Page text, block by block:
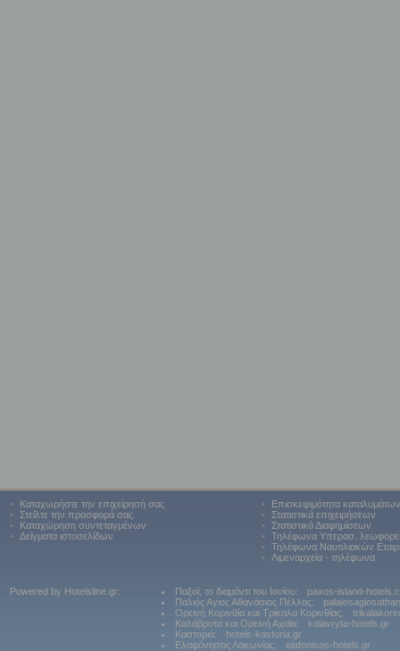
•
Καταχωρήστε την επιχείρησή σας
•
Στείλτε την προσφορά σας
•
Καταχώρηση συντεταγμένων
•
Δείγματα ιστοσελίδων
•
Επισκεψιμότητα καταλυμάτων
•
Στατιστικά επιχειρήσεων
•
Στατιστικά Διαφημίσεων
•
Τηλέφωνα Υπερασ.
•
Τηλέφωνα Ναυτιλιακών
•
Λιμεναρχεία - τηλέφωνα
Powered by Hotelsline.gr: Παξοί, το διαμάντι του Ιονίου:
paxos-island-
Παλιός Αγιος Αθανάσιος Πέλλας:
Ορεινή Κορινθία και Τρίκαλα Κορινθίας:
Καλάβρυτα και Ορεινή Αχαϊα:
kalavryta-hotels.gr
Καστοριά:
hotels-kastoria.gr
Ελαφόνησος Λακωνίας:
elafonisos-hotels.gr